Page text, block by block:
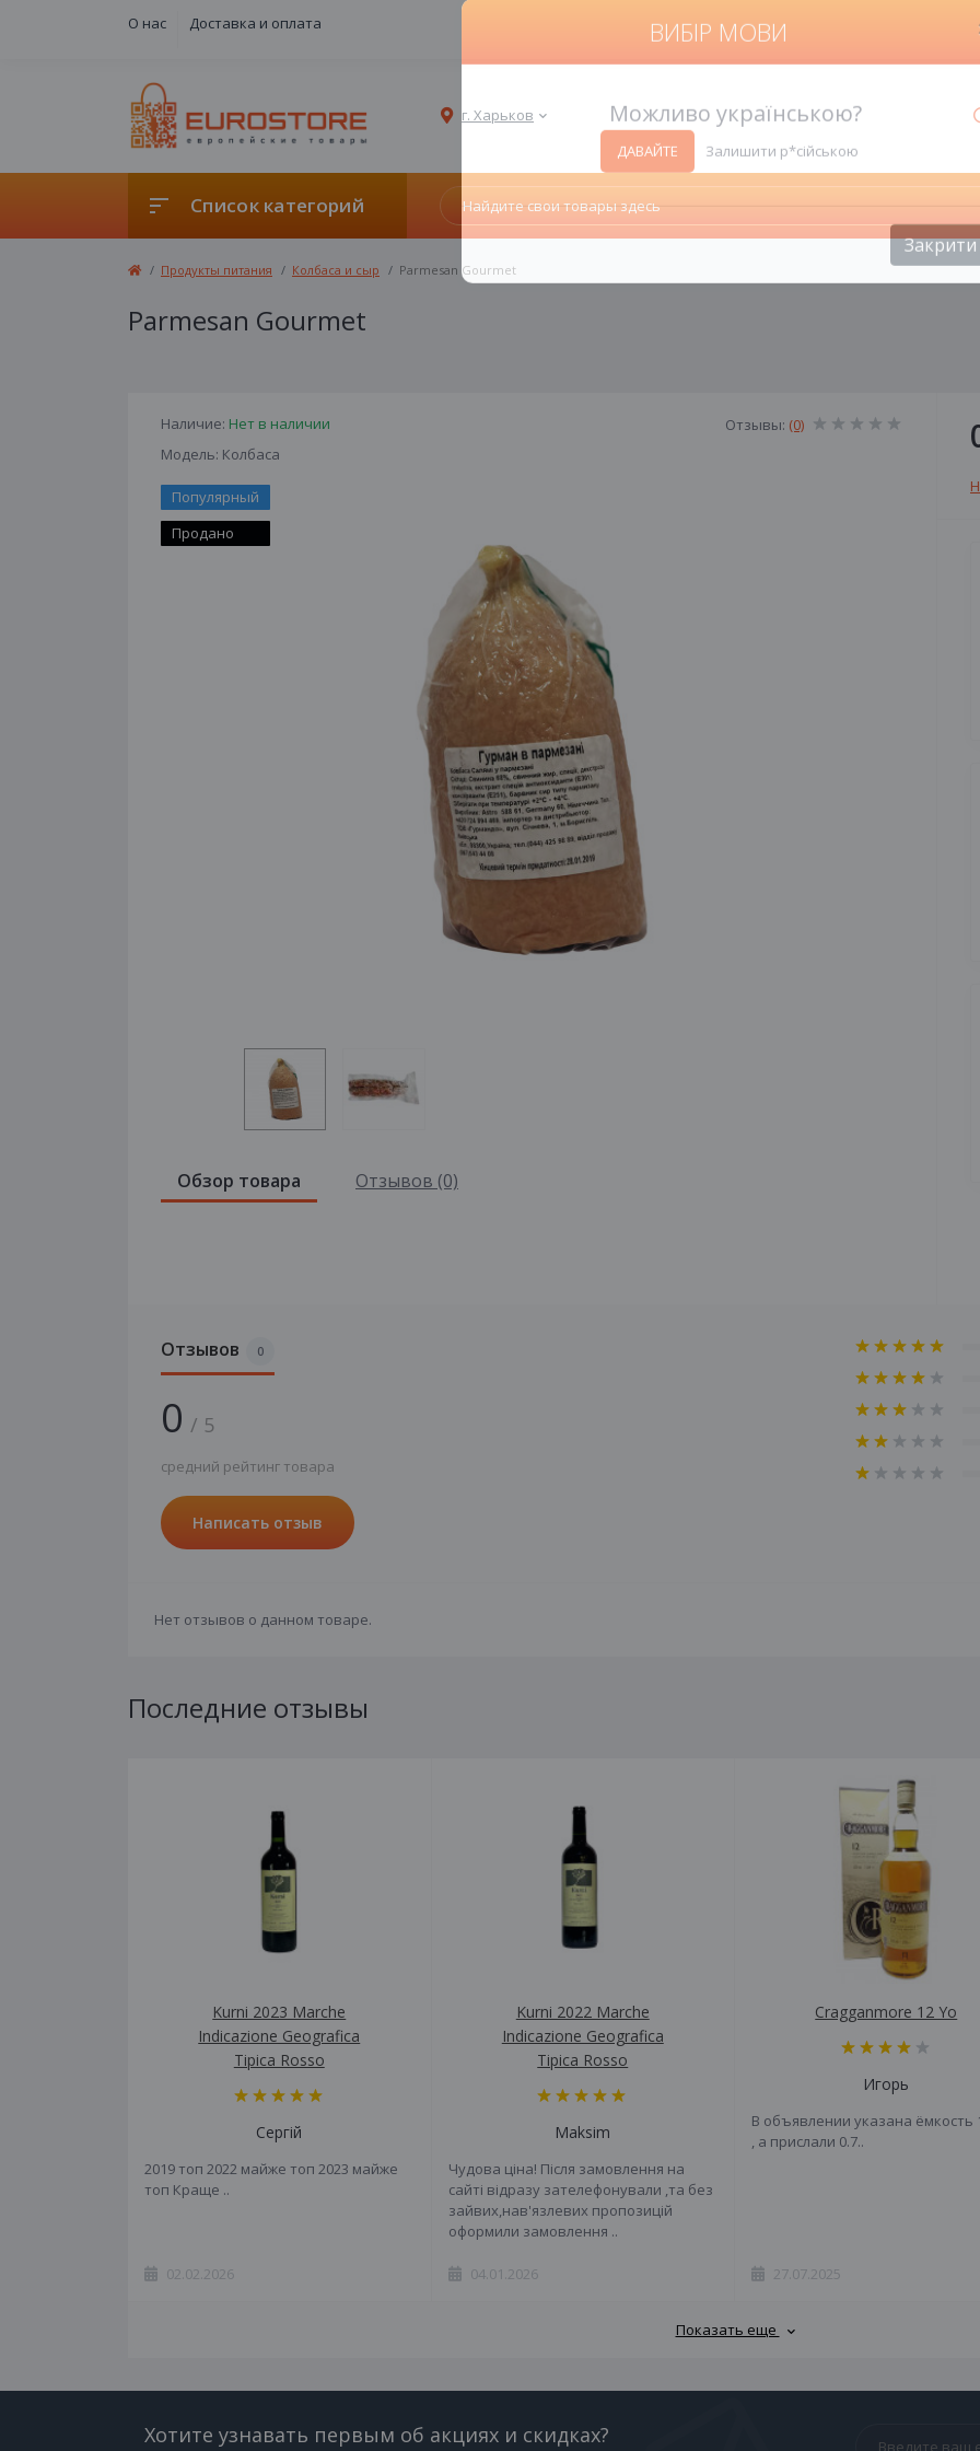
О нас Доставка и оплата
г. Харьков
Список категорий
Продукты питания Колбаса и сыр Parmesan Gourmet
Parmesan Gourmet
ВИБІР МОВИ
Можливо українською?
ДАВАЙТЕ Залишити р*сійською
Закрити
Наличие: Нет в наличии
Модель: Колбаса
Отзывы: (0)
Популярный
Продано
Обзор товара Отзывов (0)
Отзывов 0
0 / 5
средний рейтинг товара
Написать отзыв
Нет отзывов о данном товаре.
Последние отзывы
Kurni 2023 Marche
Indicazione Geografica
Tipica Rosso
Сергій
2019 топ 2022 майже топ 2023 майже
топ Краще ..
02.02.2026
Kurni 2022 Marche
Indicazione Geografica
Tipica Rosso
Maksim
Чудова ціна! Після замовлення на
сайті відразу зателефонували ,та без
зайвих,нав'язлевих пропозицій
оформили замовлення ..
04.01.2026
Cragganmore 12 Yo
Игорь
В объявлении указана ёмкость
, а прислали 0.7..
27.07.2025
Показать еще
Хотите узнавать первым об акциях и скидках?